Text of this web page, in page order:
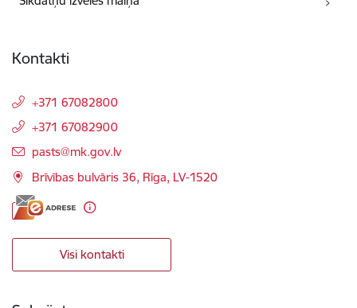
Kontakti
+371 67082800
+371 67082900
E-pasts:
pasts@mk.gov.lv
Brīvības bulvāris 36, Rīga, LV-1520
Visi kontakti